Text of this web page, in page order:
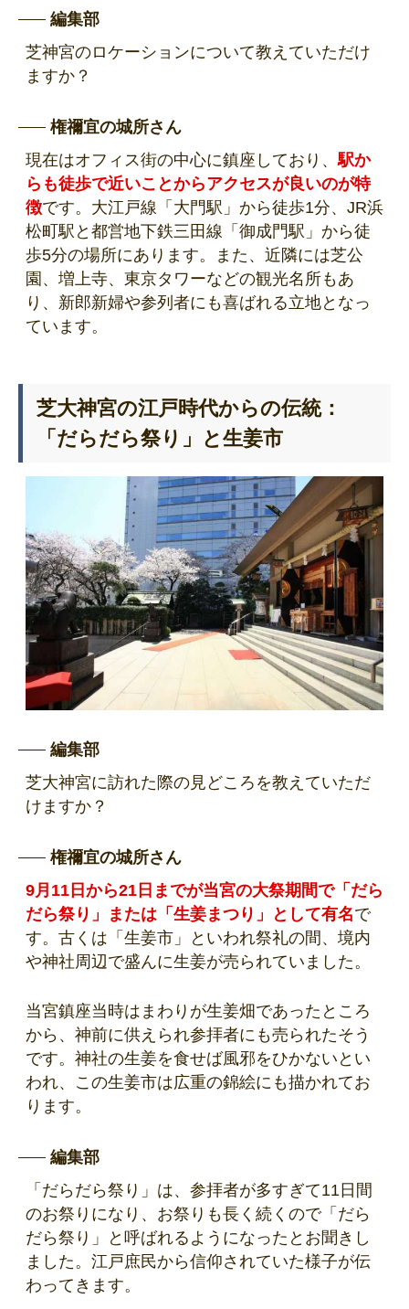
編集部
芝神宮のロケーションについて教えていただけ
ますか？
権禰宜の城所さん
現在はオフィス街の中心に鎮座しており、駅か
らも徒歩で近いことからアクセスが良いのが特
徴です。大江戸線「大門駅」から徒歩1分、JR浜
松町駅と都営地下鉄三田線「御成門駅」から徒
歩5分の場所にあります。また、近隣には芝公
園、増上寺、東京タワーなどの観光名所もあ
り、新郎新婦や参列者にも喜ばれる立地となっ
ています。
芝大神宮の江戸時代からの伝統：
「だらだら祭り」と生姜市
編集部
芝大神宮に訪れた際の見どころを教えていただ
けますか？
権禰宜の城所さん
9月11日から21日までが当宮の大祭期間で「だら
だら祭り」または「生姜まつり」として有名で
す。古くは「生姜市」といわれ祭礼の間、境内
や神社周辺で盛んに生姜が売られていました。
当宮鎮座当時はまわりが生姜畑であったところ
から、神前に供えられ参拝者にも売られたそう
です。神社の生姜を食せば風邪をひかないとい
われ、この生姜市は広重の錦絵にも描かれてお
ります。
編集部
「だらだら祭り」は、参拝者が多すぎて11日間
のお祭りになり、お祭りも長く続くので「だら
だら祭り」と呼ばれるようになったとお聞きし
ました。江戸庶民から信仰されていた様子が伝
わってきます。